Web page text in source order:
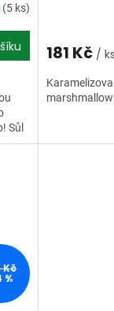
(5 ks)
Sůl
181 Kč / ks
Kč
%